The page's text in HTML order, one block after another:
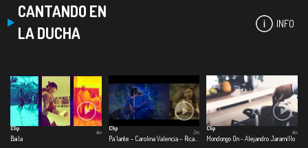
CANTANDO EN
LA DUCHA
INFO
Clip
Baila
4m
Clip
Pa´lante - Carolina Valencia – Ricardo Ramírez – Beto Briceño
2m
Clip
Mondongo On - Alejandro Jaramillo
4m